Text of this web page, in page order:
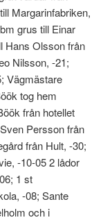
Margarinfabriken,
grus till Einar
Hans Olsson från
Nilsson, -21;
Vägmästare
tog hem
från hotellet
Persson från
från Hult, -30;
-10-05 2 lådor
1 st
-08; Sante
och i